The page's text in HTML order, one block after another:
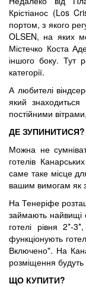
Крістіанос (Los
портом, з якого
OLSEN, на яких
Містечко Коста
іншого боку. Тут
категорії.
А любителі
який
постійними
ДЕ ЗУПИНИТИСЯ?
Можна не
готелів
саме таке місце
вашим вимогам як
На Тенеріфе
займають найвищі
готелі рівня 2*-
функціонують
Включено". На
розміщення будуть
ЩО КУПИТИ?